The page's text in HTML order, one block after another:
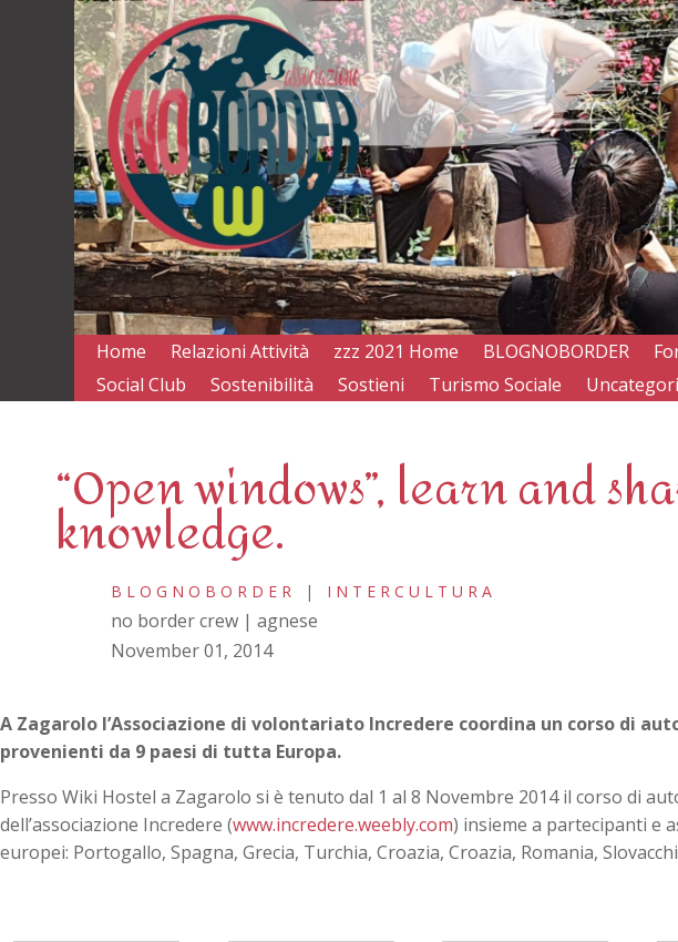
Home Relazioni Attività zzz 2021 Home BLOGNOBORDER
Social Club
Sostenibilità Sostieni Turismo Sociale
“Open windows”, learn and
knowledge.
BLOGNOBORDER | INTERCULTURA
no border crew | agnese
November 01, 2014
A Zagarolo l’Associazione di volontariato Incredere coordina un corso di
provenienti da 9 paesi di tutta Europa.
Presso Wiki Hostel a Zagarolo si è tenuto dal 1 al 8 Novembre 2014 il corso di
dell’associazione Incredere (www.incredere.weebly.com) insieme a partecipanti e
europei: Portogallo, Spagna, Grecia, Turchia, Croazia, Croazia, Romania,